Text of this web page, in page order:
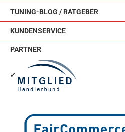
TUNING-BLOG / RATGEBER
KUNDENSERVICE
PARTNER
✔